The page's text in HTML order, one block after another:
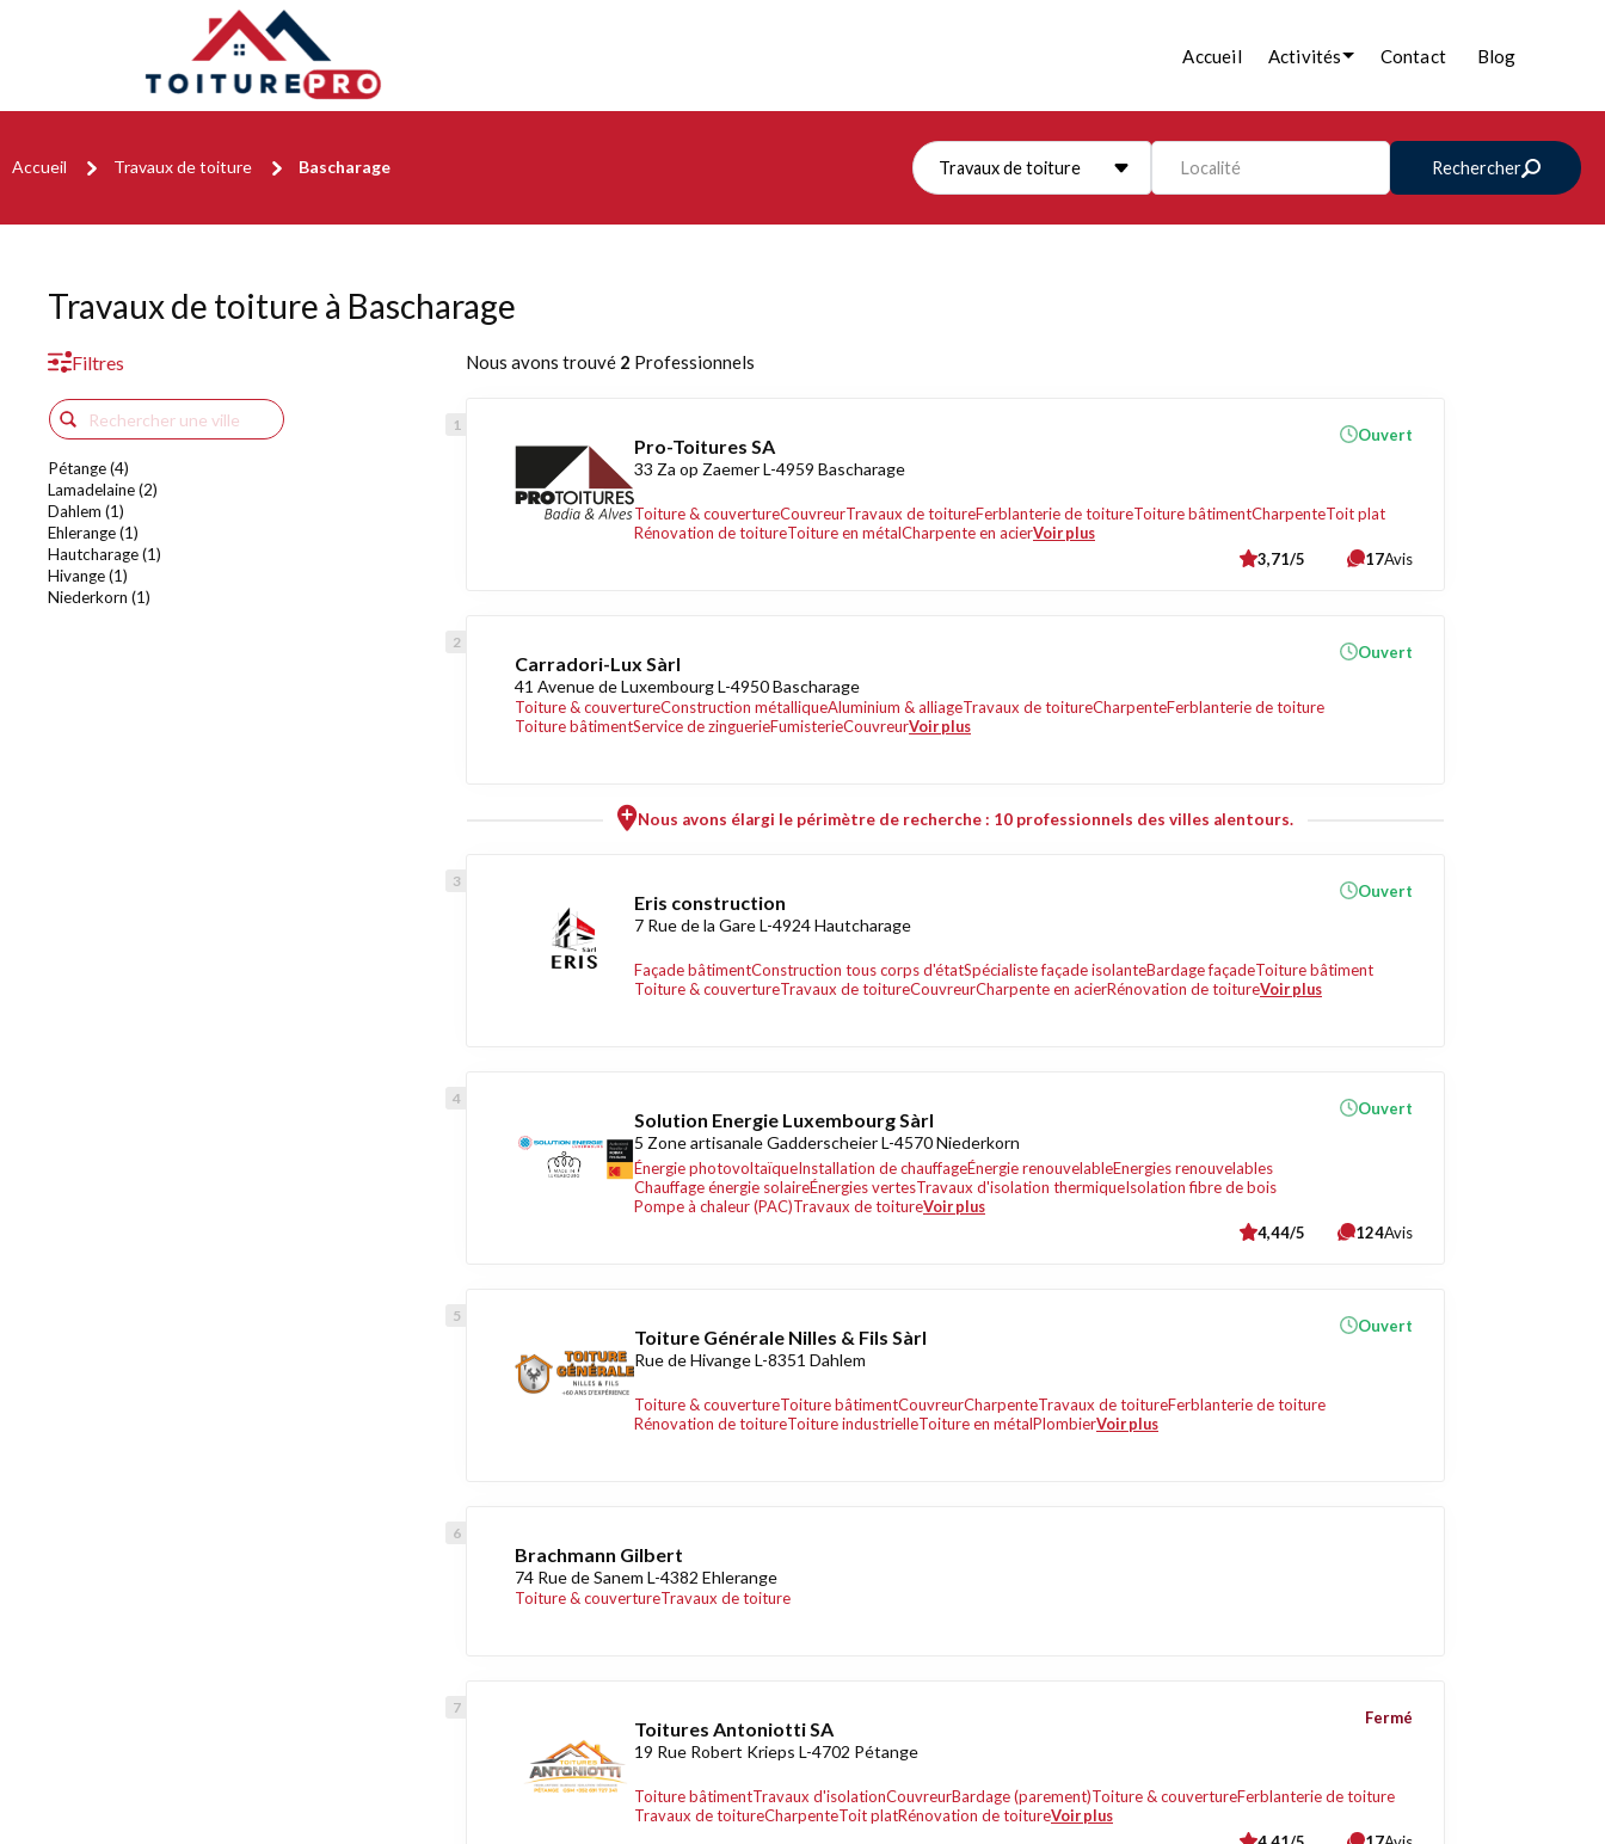
Accueil Activités Contact Blog
Accueil Travaux de toiture Bascharage Travaux de toiture Localité Rechercher
Travaux de toiture à Bascharage
Filtres
Pétange (4)
Lamadelaine (2)
Dahlem (1)
Ehlerange (1)
Hautcharage (1)
Hivange (1)
Niederkorn (1)
Nous avons trouvé 2 Professionnels
Pro-Toitures SA
33 Za op Zaemer L-4959 Bascharage
Toiture & couvertureCouvreurTravaux de toitureFerblanterie de toitureToiture bâtimentCharpenteToit plat
Rénovation de toitureToiture en métalCharpente en acierVoir plus
Ouvert
3,71/5 17Avis
Carradori-Lux Sàrl
41 Avenue de Luxembourg L-4950 Bascharage
Toiture & couvertureConstruction métalliqueAluminium & alliageTravaux de toitureCharpenteFerblanterie de toiture
Toiture bâtimentService de zinguerieFumisterieCouvreurVoir plus
Ouvert
Nous avons élargi le périmètre de recherche : 10 professionnels des villes alentours.
Eris construction
7 Rue de la Gare L-4924 Hautcharage
Façade bâtimentConstruction tous corps d'étatSpécialiste façade isolanteBardage façadeToiture bâtiment
Toiture & couvertureTravaux de toitureCouvreurCharpente en acierRénovation de toitureVoir plus
Ouvert
Solution Energie Luxembourg Sàrl
5 Zone artisanale Gadderscheier L-4570 Niederkorn
Énergie photovoltaïqueInstallation de chauffageÉnergie renouvelableEnergies renouvelables
Chauffage énergie solaireÉnergies vertesTravaux d'isolation thermiqueIsolation fibre de bois
Pompe à chaleur (PAC)Travaux de toitureVoir plus
Ouvert
4,44/5 124Avis
Toiture Générale Nilles & Fils Sàrl
Rue de Hivange L-8351 Dahlem
Toiture & couvertureToiture bâtimentCouvreurCharpenteTravaux de toitureFerblanterie de toiture
Rénovation de toitureToiture industrielleToiture en métalPlombierVoir plus
Ouvert
Brachmann Gilbert
74 Rue de Sanem L-4382 Ehlerange
Toiture & couvertureTravaux de toiture
Toitures Antoniotti SA
19 Rue Robert Krieps L-4702 Pétange
Toiture bâtimentTravaux d'isolationCouvreurBardage (parement)Toiture & couvertureFerblanterie de toiture
Travaux de toitureCharpenteToit platRénovation de toitureVoir plus
Fermé